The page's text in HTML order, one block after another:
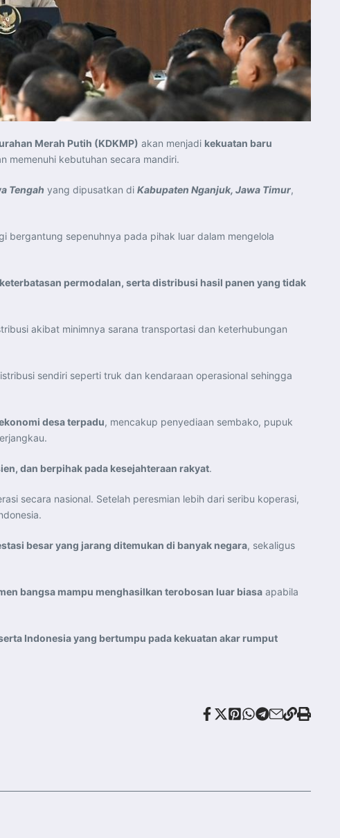
Merah Putih (KDKMP) akan menjadi kekuatan baru
memenuhi kebutuhan secara mandiri.
Tengah yang dipusatkan di Kabupaten Nganjuk, Jawa Timur,
bergantung sepenuhnya pada pihak luar dalam mengelola
permodalan, serta distribusi hasil panen yang tidak
akibat minimnya sarana transportasi dan keterhubungan
sendiri seperti truk dan kendaraan operasional sehingga
desa terpadu, mencakup penyediaan sembako, pupuk
dan berpihak pada kesejahteraan rakyat.
secara nasional. Setelah peresmian lebih dari seribu koperasi,
besar yang jarang ditemukan di banyak negara, sekaligus
bangsa mampu menghasilkan terobosan luar biasa apabila
Indonesia yang bertumpu pada kekuatan akar rumput